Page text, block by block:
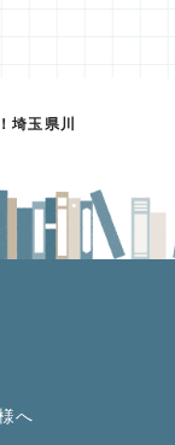
埼玉県川
へ